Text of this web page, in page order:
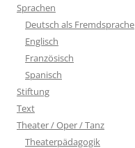
Sprachen
Deutsch als Fremdsprache
Englisch
Französisch
Spanisch
Stiftung
Text
Theater / Oper / Tanz
Theaterpädagogik